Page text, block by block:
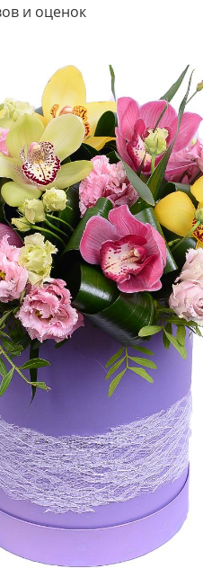
и оценок